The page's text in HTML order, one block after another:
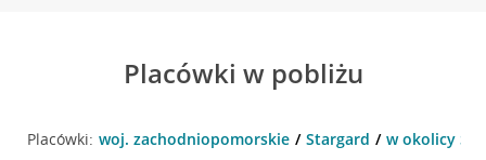
Placówki w pobliżu
Placówki: woj. zachodniopomorskie Stargard w okolicy